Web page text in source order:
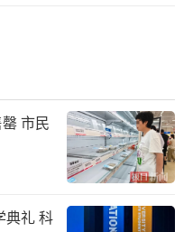
市民
典礼 科